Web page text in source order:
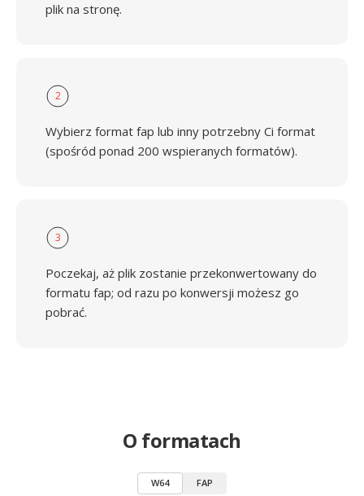
plik na stronę.
2
Wybierz format fap lub inny potrzebny Ci format
(spośród ponad 200 wspieranych formatów).
3
Poczekaj, aż plik zostanie przekonwertowany do
formatu fap; od razu po konwersji możesz go
pobrać.
O formatach
W64 FAP